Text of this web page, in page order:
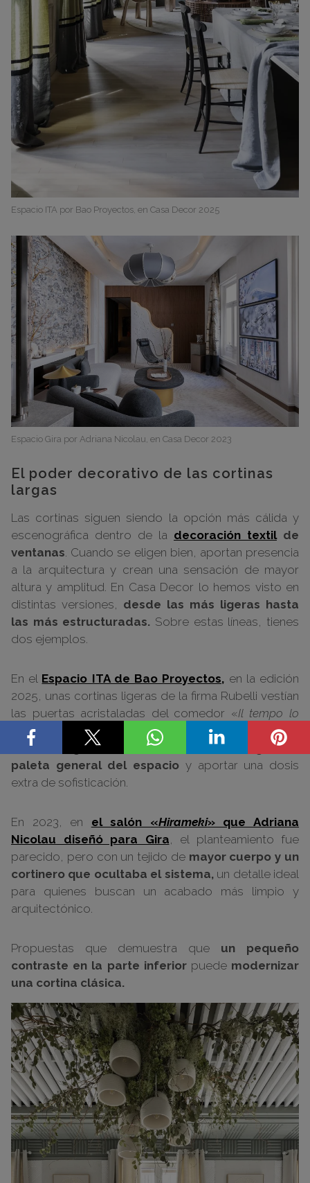
Espacio ITA por Bao Proyectos, en Casa Decor 2025
Espacio Gira por Adriana Nicolau, en Casa Decor 2023
El poder decorativo de las cortinas
largas
Las cortinas siguen siendo la opción más cálida y
escenográfica dentro de la decoración textilde
ventanas. Cuando se eligen bien, aportan presencia
a la arquitectura y crean una sensación de mayor
altura y amplitud. En Casa Decor lo hemos visto en
distintas versiones, desde las más ligeras hasta
las más estructuradas. Sobre estas líneas, tienes
dos ejemplos.
En el Espacio ITA de Bao Proyectos, en la edición
2025, unas cortinas ligeras de la firma Rubelli vestían
las puertas acristaladas del comedor «Il tempo lo
dirà» con un elegante juego cromático: verde oliva y
faldón negro,una forma eficaz de
integrar la
paleta general del espacio y aportar una dosis
extra de sofisticación.
En 2023, en el salón «Hirameki» que Adriana
Nicolau diseñó para Gira, el planteamiento fue
parecido, pero con un tejido de mayor cuerpo y un
cortinero que ocultaba el sistema,un detalle ideal
para quienes buscan un acabado más limpio y
arquitectónico.
Propuestas que demuestra que un pequeño
contraste en la parte inferiorpuede modernizar
una cortina clásica.